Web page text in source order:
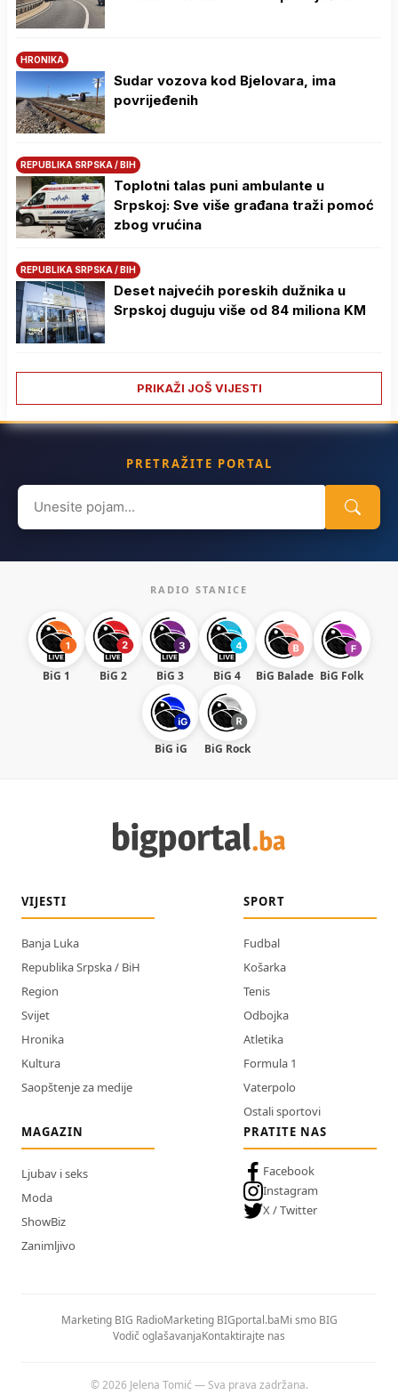
HRONIKA
Sudar vozova kod Bjelovara, ima
povrijeđenih
REPUBLIKA SRPSKA / BIH
Toplotni talas puni ambulante u
Srpskoj: Sve više građana traži pomoć
zbog vrućina
REPUBLIKA SRPSKA / BIH
Deset najvećih poreskih dužnika u
Srpskoj duguju više od 84 miliona KM
PRIKAŽI JOŠ VIJESTI
PRETRAŽITE PORTAL
Search
for:
RADIO STANICE
BiG 1 BiG 2 BiG 3 BiG 4 BiG Balade BiG Folk
BiG iG BiG Rock
VIJESTI
Banja Luka
Republika Srpska / BiH
Region
Svijet
Hronika
Kultura
Saopštenje za medije
SPORT
Fudbal
Košarka
Tenis
Odbojka
Atletika
Formula 1
Vaterpolo
Ostali sportovi
MAGAZIN
Ljubav i seks
Moda
ShowBiz
Zanimljivo
PRATITE NAS
Facebook
Instagram
X / Twitter
Marketing BIG RadioMarketing BIGportal.baMi smo BIG
Vodič oglašavanjaKontaktirajte nas
© 2026 Jelena Tomić — Sva prava zadržana.